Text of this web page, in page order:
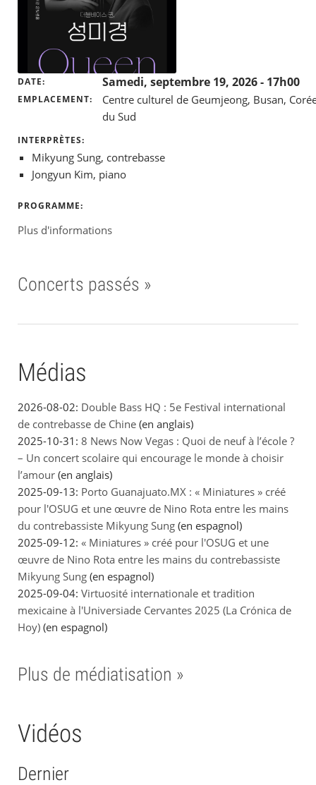
DATE Samedi, septembre 19, 2026- 17h00
EMPLACEMENT
Centre culturel de Geumjeong, Busan,
du Sud
INTERPRÈTES:
Mikyung Sung, contrebasse
Jongyun Kim, piano
PROGRAMME:
Plus d'informations
Concerts passés »
Médias
2026-08-02: Double Bass HQ : 5e Festival international
de contrebasse de Chine (en anglais)
2025-10-31: 8 News Now Vegas : Quoi de neuf à l’école ?
– Un concert scolaire qui encourage le monde à choisir
l’amour (en anglais)
2025-09-13: Porto Guanajuato.MX : « Miniatures » créé
pour l'OSUG et une œuvre de Nino Rota entre les mains
du contrebassiste Mikyung Sung (en espagnol)
2025-09-12: « Miniatures » créé pour l'OSUG et une
œuvre de Nino Rota entre les mains du contrebassiste
Mikyung Sung (en espagnol)
2025-09-04: Virtuosité internationale et tradition
mexicaine à l'Universiade Cervantes 2025 (La Crónica de
Hoy) (en espagnol)
Plus de médiatisation »
Vidéos
Dernier